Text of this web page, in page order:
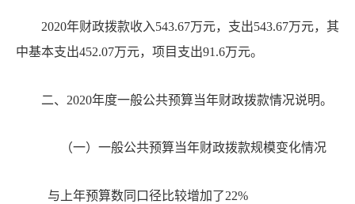
2020年财政拨款收入543.67万元，支出543.67万元，其
中基本支出452.07万元，项目支出91.6万元。
二、 2020年度一般公共预算当年财政拨款情况说明。
（一）一般公共预算当年财政拨款规模变化情况
与上年预算数同 口径 比较增加了22%